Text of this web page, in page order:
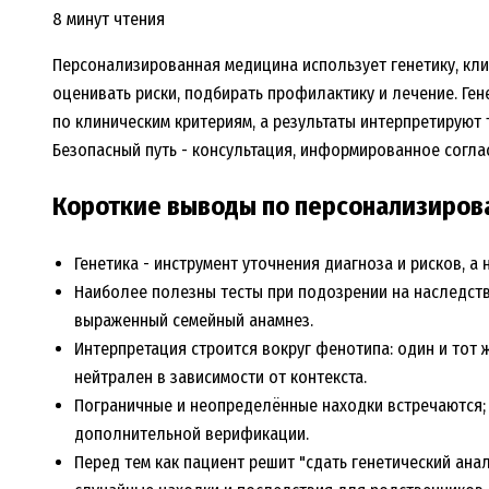
8 минут чтения
Персонализированная медицина использует генетику,
оценивать риски, подбирать профилактику и лечение.
по клиническим критериям, а результаты
Безопасный путь - консультация, информированное
Короткие выводы по
Генетика - инструмент уточнения диагноза и рисков,
Наиболее полезны тесты при подозрении на
выраженный семейный анамнез.
Интерпретация строится вокруг фенотипа: один и
нейтрален в зависимости от контекста.
Пограничные и неопределённые находки
дополнительной верификации.
Перед тем как пациент решит "сдать генетический